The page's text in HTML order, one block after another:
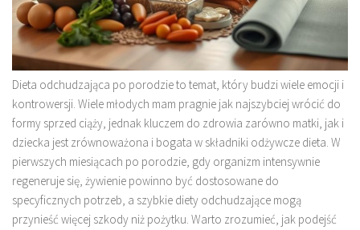
Dieta odchudzająca po porodzie to temat, który budzi wiele emocji i
kontrowersji. Wiele młodych mam pragnie jak najszybciej wrócić do
formy sprzed ciąży, jednak kluczem do zdrowia zarówno matki, jak i
dziecka jest zrównoważona i bogata w składniki odżywcze dieta. W
pierwszych miesiącach po porodzie, gdy organizm intensywnie
regeneruje się, żywienie powinno być dostosowane do
specyficznych potrzeb, a szybkie diety odchudzające mogą
przynieść więcej szkody niż pożytku. Warto zrozumieć, jak podejść